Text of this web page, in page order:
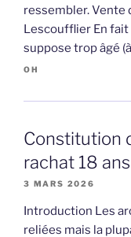
ressembler. Vente
Lescoufflier En fait
suppose trop âgé
OH
Constitution
rachat 18
3 MARS 2026
Introduction Les
reliées mais la